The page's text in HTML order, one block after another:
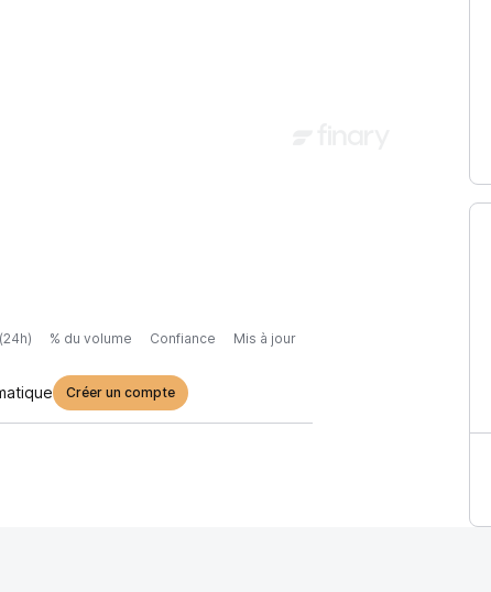
% du volume Confiance Mis à jour
Créer un compte